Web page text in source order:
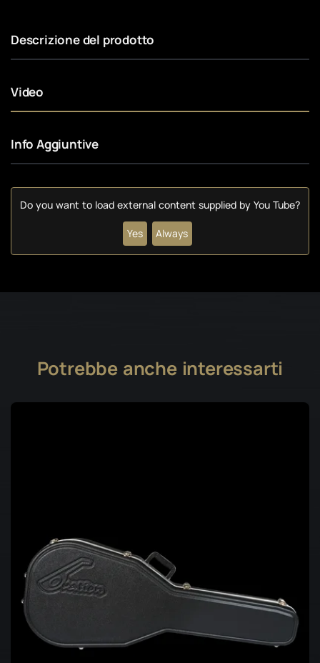
Descrizione del prodotto
Video
Info Aggiuntive
Do you want to load external content supplied by You Tube?
Yes Always
Potrebbe anche interessarti